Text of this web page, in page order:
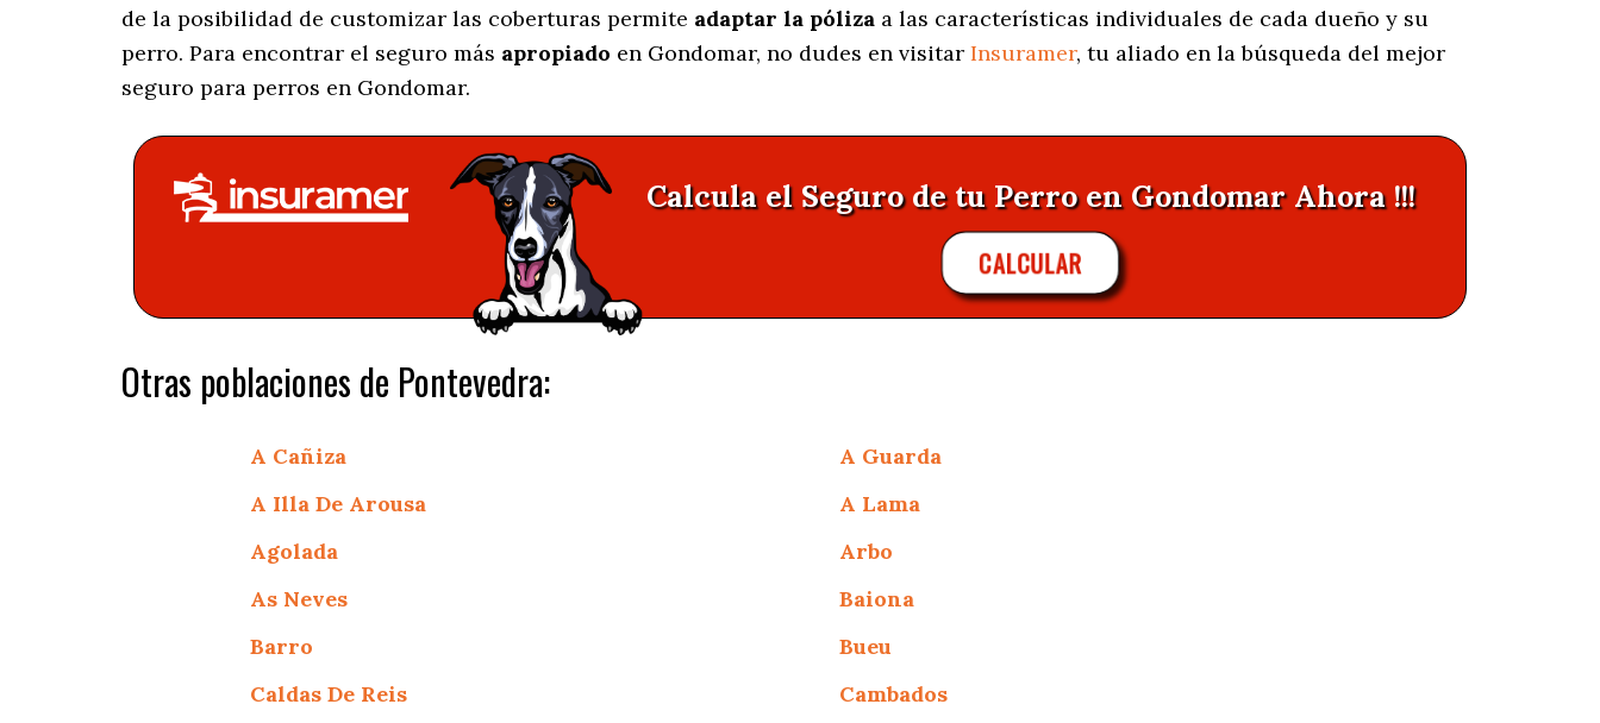
de la posibilidad de customizar las coberturas permite adaptar la póliza a las características individuales de cada dueño y su
perro. Para encontrar el seguro más apropiado en Gondomar, no dudes en visitar Insuramer, tu aliado en la búsqueda del mejor
seguro para perros en Gondomar.
Calcula el Seguro de tu Perro en Gondomar Ahora !!!
CALCULAR
Otras poblaciones de Pontevedra:
A Cañiza
A Guarda
A Illa De Arousa
A Lama
Agolada
Arbo
As Neves
Baiona
Barro
Bueu
Caldas De Reis
Cambados